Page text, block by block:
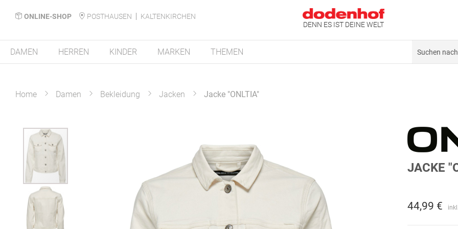
ONLINE-SHOP POSTHAUSEN
KALTENKIRCHEN
DENN ES IST DEINE WELT
DAMEN HERREN KINDER MARKEN THEMEN
Home Damen Bekleidung Jacken Jacke "ONLTIA"
Zum
Ende
der
Bildergalerie
springen
JACKE
44,99 €